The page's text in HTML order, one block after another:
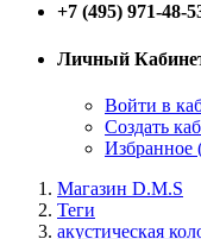
+7 (495) 971-48-
Личный
Войти в
Создать
Избранное
Магазин D.M.S
Теги
акустическая